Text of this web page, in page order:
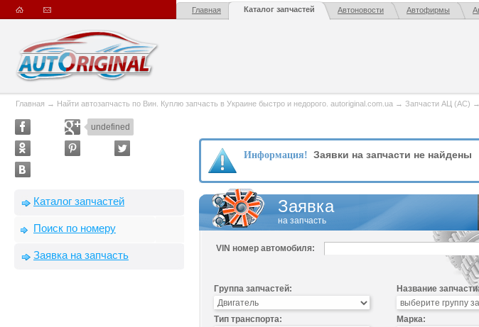
Главная Каталог запчастей Автоновости Автофирмы
Главная → Найти автозапчасть по Вин. Куплю запчасть в Украине быстро и недорого. autoriginal.com.ua → Запчасти АЦ (AC) →
undefined
Каталог запчастей
Поиск по номеру
Заявка на запчасть
Информация! Заявки на запчасти не найдены
Заявка
на запчасть
VIN номер автомобиля:
Группа запчастей: Название запчасти:
Тип транспорта: Марка: